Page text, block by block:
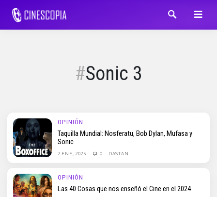
Sonic 3
OPINIÓN
Taquilla Mundial: Nosferatu, Bob Dylan, Mufasa y
Sonic
2 ENE, 2025 0 DASTAN
OPINIÓN
Las 40 Cosas que nos enseñó el Cine en el 2024